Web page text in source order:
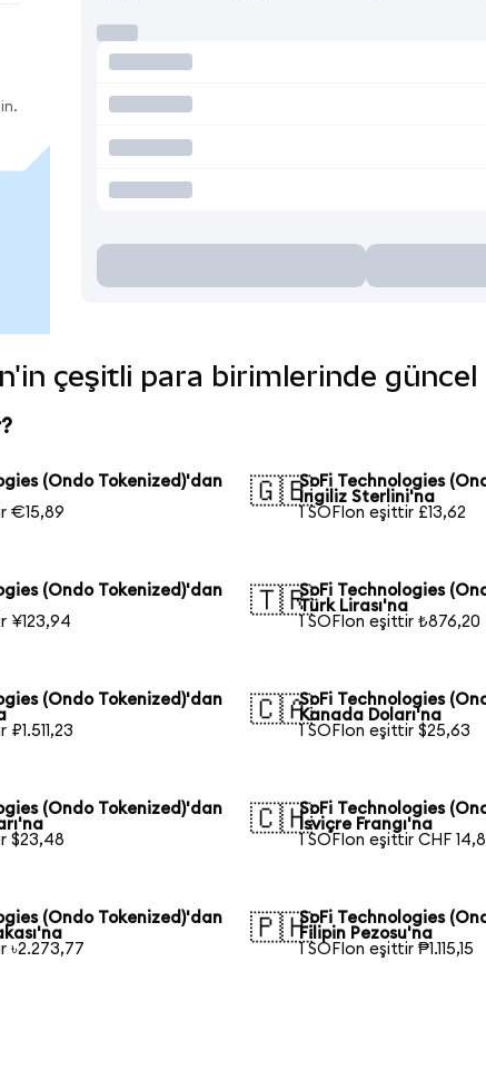
çeşitli para birimlerinde
(Ondo Tokenized)'dan
€15,89
🇬🇧SoFi Technologies
İngiliz Sterlini'na
1 SOFIon eşittir £13,62
(Ondo Tokenized)'dan
¥123,94
🇹🇷SoFi Technologies
Türk Lirası'na
1 SOFIon eşittir ₺876,20
(Ondo Tokenized)'dan
🇨🇦SoFi Technologies
Kanada Doları'na
1 SOFIon eşittir $25,63
(Ondo Tokenized)'dan
$23,48
🇨🇭SoFi Technologies
İsviçre Frangı'na
1 SOFIon eşittir CHF
(Ondo Tokenized)'dan
৳2.273,77
🇵🇭SoFi Technologies
Filipin Pezosu'na
1 SOFIon eşittir ₱1.115,15